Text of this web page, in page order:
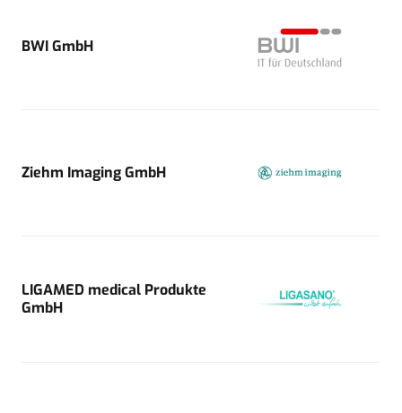
BWI GmbH
Ziehm Imaging GmbH
LIGAMED medical Produkte
GmbH